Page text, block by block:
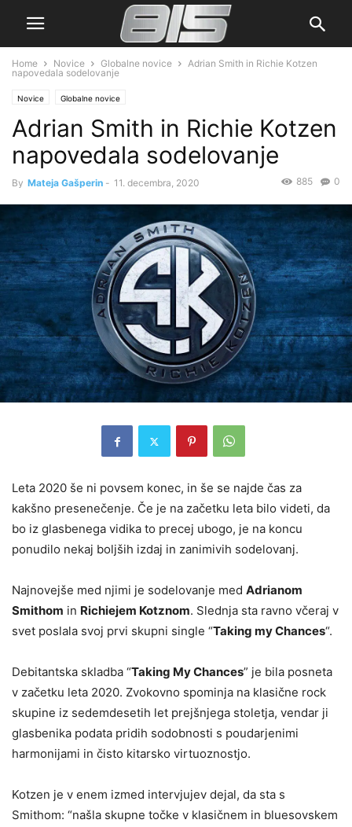
Home Novice Globalne novice
Adrian Smith in Richie Kotzen
napovedala sodelovanje
Novice Globalne novice
Adrian Smith in Richie Kotzen
napovedala sodelovanje
By Mateja Gašperin - 11. decembra, 2020 0
885
Leta 2020 še ni povsem konec, in še se najde čas za
kakšno presenečenje. Če je na začetku leta bilo videti, da
bo iz glasbenega vidika to precej ubogo, je na koncu
ponudilo nekaj boljših izdaj in zanimivih sodelovanj.
Najnovejše med njimi je sodelovanje med Adrianom
Smithom in Richiejem Kotznom. Slednja sta ravno včeraj v
svet poslala svoj prvi skupni single “Taking my Chances“.
Debitantska skladba “Taking My Chances” je bila posneta
v začetku leta 2020. Zvokovno spominja na klasične rock
skupine iz sedemdesetih let prejšnjega stoletja, vendar ji
glasbenika podata pridih sodobnosti s poudarjenimi
harmonijami in čisto kitarsko virtuoznostjo.
Kotzen je v enem izmed intervjujev dejal, da sta s
Smithom: “našla skupne točke v klasičnem in bluesovskem